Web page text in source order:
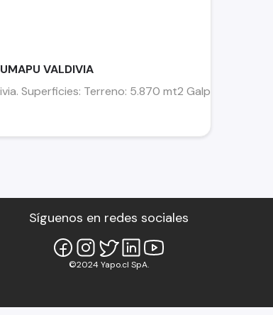
VALDIVIA
Superficies: Terreno: 5.870 mt2 Galpón: 2.417
Síguenos en redes sociales
©2024 Yapo.cl SpA.